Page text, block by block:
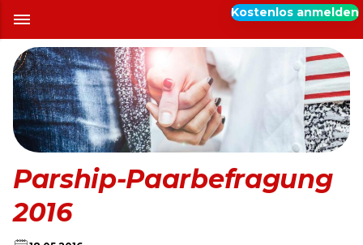
Kostenlos anmelden
Parship-Paarbefragung
2016